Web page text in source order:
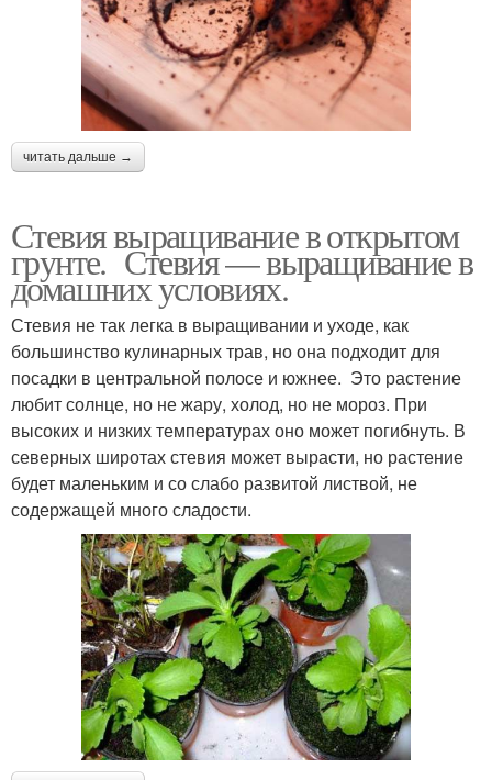
читать дальше →
Стевия выращивание в открытом
грунте. Стевия — выращивание в
домашних условиях.
Стевия не так легка в выращивании и уходе, как
большинство кулинарных трав, но она подходит для
посадки в центральной полосе и южнее. Это растение
любит солнце, но не жару, холод, но не мороз. При
высоких и низких температурах оно может погибнуть. В
северных широтах стевия может вырасти, но растение
будет маленьким и со слабо развитой листвой, не
содержащей много сладости.